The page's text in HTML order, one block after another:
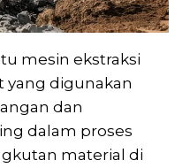
mesin ekstraksi
yang digunakan
dan
dalam proses
material di